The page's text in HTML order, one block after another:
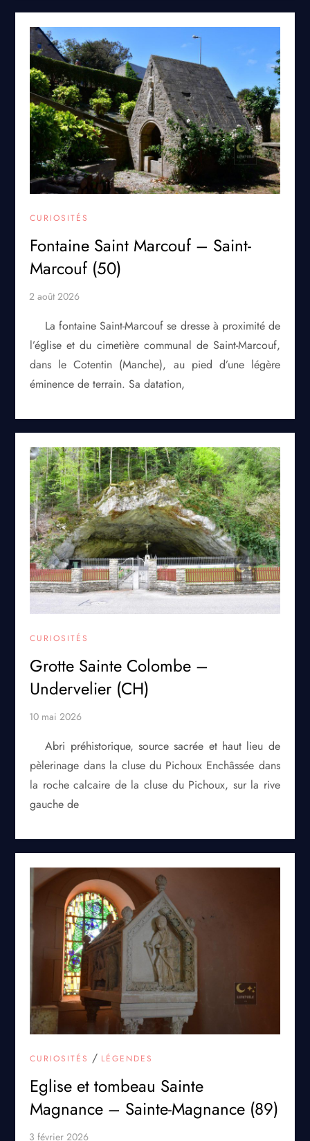
CURIOSITÉS
Fontaine Saint Marcouf – Saint-
Marcouf (50)
La fontaine Saint-Marcouf se dresse à proximité de
l’église et du cimetière communal de Saint-Marcouf,
dans le Cotentin (Manche), au pied d’une légère
éminence de terrain. Sa datation,
CURIOSITÉS
Grotte Sainte Colombe –
Undervelier (CH)
Abri préhistorique, source sacrée et haut lieu de
pèlerinage dans la cluse du Pichoux Enchâssée dans
la roche calcaire de la cluse du Pichoux, sur la rive
gauche de
CURIOSITÉS / LÉGENDES
Eglise et tombeau Sainte
Magnance – Sainte-Magnance (89)